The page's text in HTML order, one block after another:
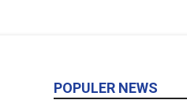
POPULER NEWS